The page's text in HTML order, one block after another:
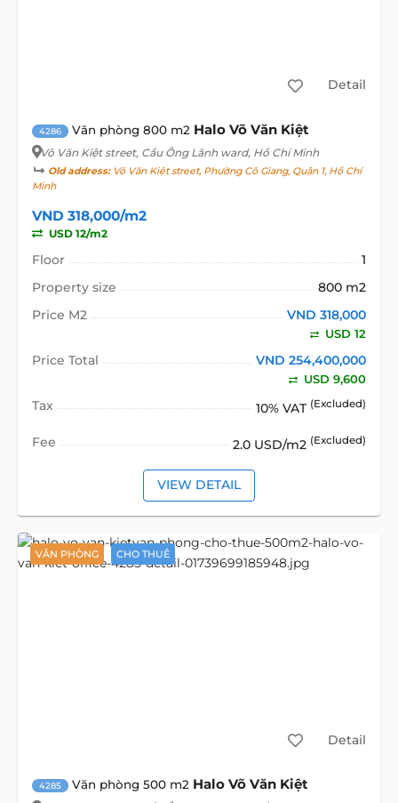
Detail
4286 Văn phòng 800 m2 Halo Võ Văn Kiệt
Võ Văn Kiệt street, Cầu Ông Lãnh ward, Hồ Chí Minh
Old address:Võ Văn Kiệt street, Phường Cô Giang, Quận 1, Hồ Chí
Minh
VND 318,000/m2
USD 12/m2
Floor
1
Property size
800 m2
Price M2
VND 318,000
USD 12
Price Total VND 254,400,000
USD 9,600
Tax 10% VAT (Excluded)
Fee 2.0 USD/m2 (Excluded)
VIEW DETAIL
VĂN PHÒNG CHO THUÊ
Detail
4285 Văn phòng 500 m2 Halo Võ Văn Kiệt